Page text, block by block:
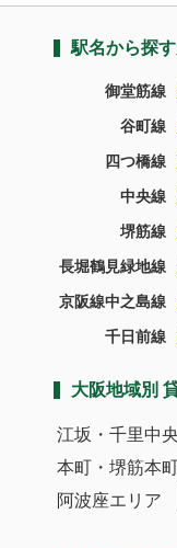
駅名から探
御堂筋線
谷町線
四つ橋線
中央線
堺筋線
長堀鶴見緑地線
京阪線中之島線
千日前線
大阪地域別
江坂・千里中
本町・堺筋本
阿波座エリア